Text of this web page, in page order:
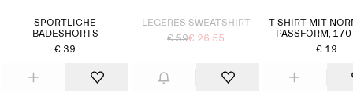
SPORTLICHE
BADESHORTS
€ 39
LEGERES SWEATSHIRT
€ 59€ 26.55
T-SHIRT MIT
PASSFORM,
€ 19